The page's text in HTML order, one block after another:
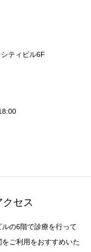
ティビル6F
セス
の6階で診療を行って
ご利用をおすすめいた